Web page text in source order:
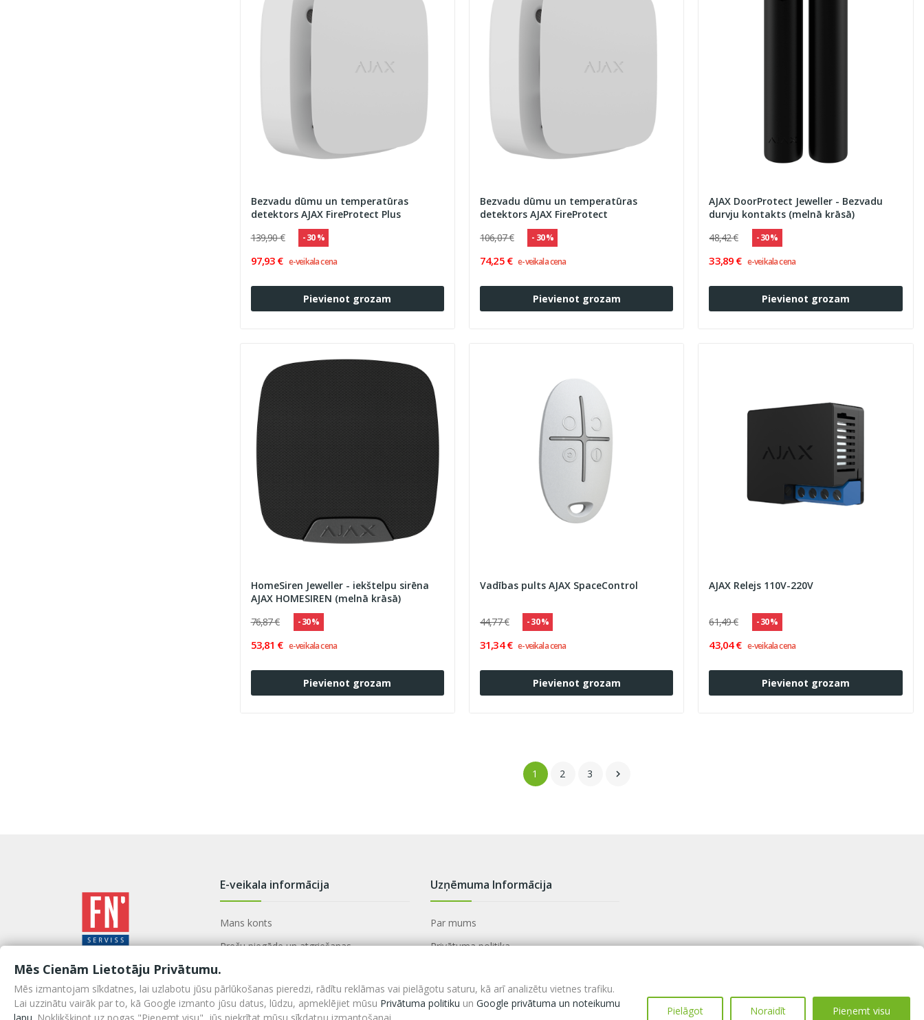
Bezvadu dūmu un temperatūras
detektors AJAX FireProtect Plus
139,90 €
- 30 %
97,93 € e-veikala cena
Pievienot grozam
Bezvadu dūmu un temperatūras
detektors AJAX FireProtect
106,07 €
- 30 %
74,25 € e-veikala cena
Pievienot grozam
AJAX DoorProtect Jeweller - Bezvadu
durvju kontakts (melnā krāsā)
48,42 €
- 30 %
33,89 € e-veikala cena
Pievienot grozam
HomeSiren Jeweller - iekštelpu sirēna
AJAX HOMESIREN (melnā krāsā)
76,87 €
- 30 %
53,81 € e-veikala cena
Pievienot grozam
Vadības pults AJAX SpaceControl
44,77 € - 30 %
31,34 € e-veikala cena
Pievienot grozam
AJAX Relejs 110V-220V
61,49 € - 30 %
43,04 € e-veikala cena
Pievienot grozam
1 2 3 
E-veikala informācija
Mans konts
Preču piegāde un atgriešanas
Lietošanas noteikumi
Veikalu adreses
Uzņēmuma Informācija
Par mums
Privātuma politika
Kontakti
Mēs Cienām Lietotāju Privātumu.
Mēs izmantojam sīkdatnes, lai uzlabotu jūsu pārlūkošanas pieredzi, rādītu reklāmas vai pielāgotu saturu, kā arī analizētu vietnes trafiku.
Lai uzzinātu vairāk par to, kā Google izmanto jūsu datus, lūdzu, apmeklējiet mūsu Privātuma politiku un Google privātuma un noteikumu
Pielāgot Noraidīt Pieņemt visu